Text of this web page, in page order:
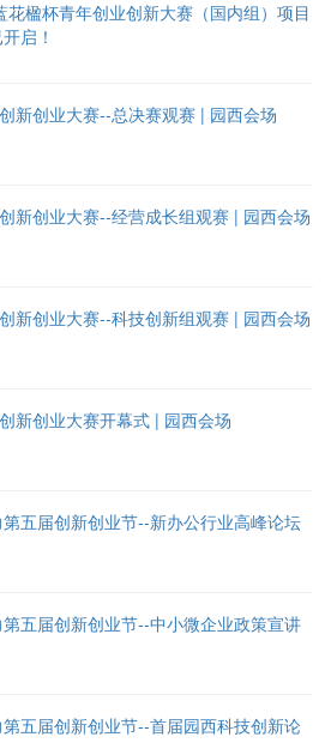
花楹杯青年创业创新大赛（国内组）项目
启！
新创业大赛--总决赛观赛 | 园西会场
新创业大赛--经营成长组观赛 | 园西会场
新创业大赛--科技创新组观赛 | 园西会场
新创业大赛开幕式 | 园西会场
五届创新创业节--新办公行业高峰论坛
五届创新创业节--中小微企业政策宣讲
五届创新创业节--首届园西科技创新论